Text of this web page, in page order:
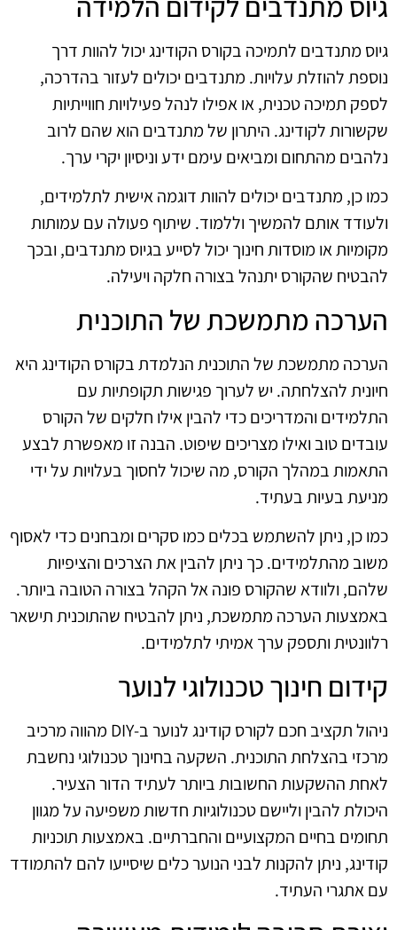
גיוס מתנדבים לתמיכה בקורס הקודינג יכול להוות דרך
נוספת להוזלת עלויות. מתנדבים יכולים לעזור בהדרכה,
לספק תמיכה טכנית, או אפילו לנהל פעילויות חווייתיות
שקשורות לקודינג. היתרון של מתנדבים הוא שהם לרוב
נלהבים מהתחום ומביאים עימם ידע וניסיון יקרי ערך.
כמו כן, מתנדבים יכולים להוות דוגמה אישית לתלמידים,
ולעודד אותם להמשיך וללמוד. שיתוף פעולה עם עמותות
מקומיות או מוסדות חינוך יכול לסייע בגיוס מתנדבים, ובכך
להבטיח שהקורס יתנהל בצורה חלקה ויעילה.
הערכה מתמשכת של התוכנית
הערכה מתמשכת של התוכנית הנלמדת בקורס הקודינג היא
חיונית להצלחתה. יש לערוך פגישות תקופתיות עם
התלמידים והמדריכים כדי להבין אילו חלקים של הקורס
עובדים טוב ואילו מצריכים שיפוט. הבנה זו מאפשרת לבצע
התאמות במהלך הקורס, מה שיכול לחסוך בעלויות על ידי
מניעת בעיות בעתיד.
כמו כן, ניתן להשתמש בכלים כמו סקרים ומבחנים כדי לאסוף
משוב מהתלמידים. כך ניתן להבין את הצרכים והציפיות
שלהם, ולוודא שהקורס פונה אל הקהל בצורה הטובה ביותר.
באמצעות הערכה מתמשכת, ניתן להבטיח שהתוכנית תישאר
רלוונטית ותספק ערך אמיתי לתלמידים.
קידום חינוך טכנולוגי לנוער
ניהול תקציב חכם לקורס קודינג לנוער ב-DIY מהווה מרכיב
מרכזי בהצלחת התוכנית. השקעה בחינוך טכנולוגי נחשבת
לאחת ההשקעות החשובות ביותר לעתיד הדור הצעיר.
היכולת להבין וליישם טכנולוגיות חדשות משפיעה על מגוון
תחומים בחיים המקצועיים והחברתיים. באמצעות תוכניות
קודינג, ניתן להקנות לבני הנוער כלים שיסייעו להם להתמודד
עם אתגרי העתיד.